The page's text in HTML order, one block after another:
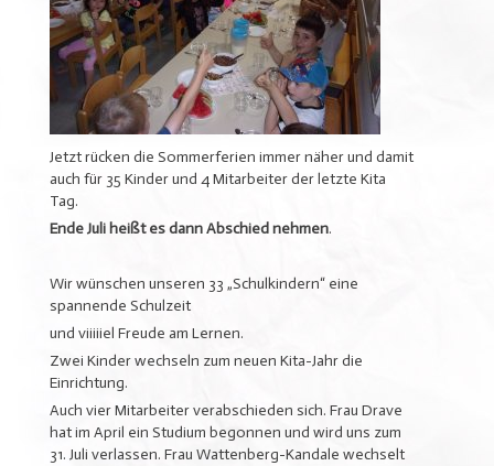
Jetzt rücken die Sommerferien immer näher und damit
auch für 35 Kinder und 4 Mitarbeiter der letzte Kita
Tag.
Ende Juli heißt es dann Abschied nehmen.
Wir wünschen unseren 33 „Schulkindern“ eine
spannende Schulzeit
und viiiiiel Freude am Lernen.
Zwei Kinder wechseln zum neuen Kita-Jahr die
Einrichtung.
Auch vier Mitarbeiter verabschieden sich. Frau Drave
hat im April ein Studium begonnen und wird uns zum
31. Juli verlassen. Frau Wattenberg-Kandale wechselt